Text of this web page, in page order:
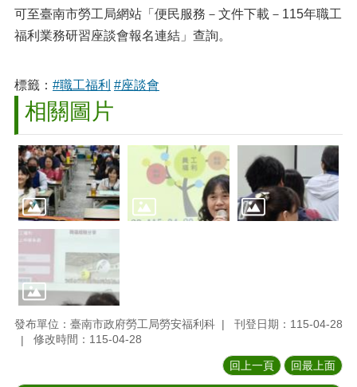
可至臺南市勞工局網站「便民服務－文件下載－115年職工
福利業務研習座談會報名連結」查詢。
標籤： #職工福利 #座談會
相關圖片
發布單位：臺南市政府勞工局勞安福利科
刊登日期：115-04-28
修改時間：115-04-28
回上一頁 回最上面